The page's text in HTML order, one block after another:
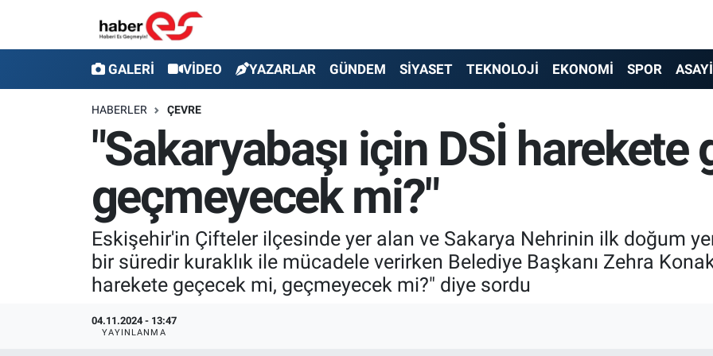
GALERİ VİDEO YAZARLAR GÜNDEM SİYASET TEKNOLOJİ EKONOMİ SPOR
HABERLER ÇEVRE
"Sakaryabaşı için DSİ harekete
geçmeyecek mi?"
Eskişehir'in Çifteler ilçesinde yer alan ve Sakarya Nehrinin ilk doğum
bir süredir kuraklık ile mücadele verirken Belediye Başkanı Zehra
harekete geçecek mi, geçmeyecek mi?" diye sordu
04.11.2024 - 13:47
YAYINLANMA
YAZARLAR
SİYASET
TEKNOLOJİ
Eskişehir Nöbetçi Eczaneler
Eskişehir Trafik Yoğunluk Haritası
Tüm Manşetler
Son Dakika Haberleri